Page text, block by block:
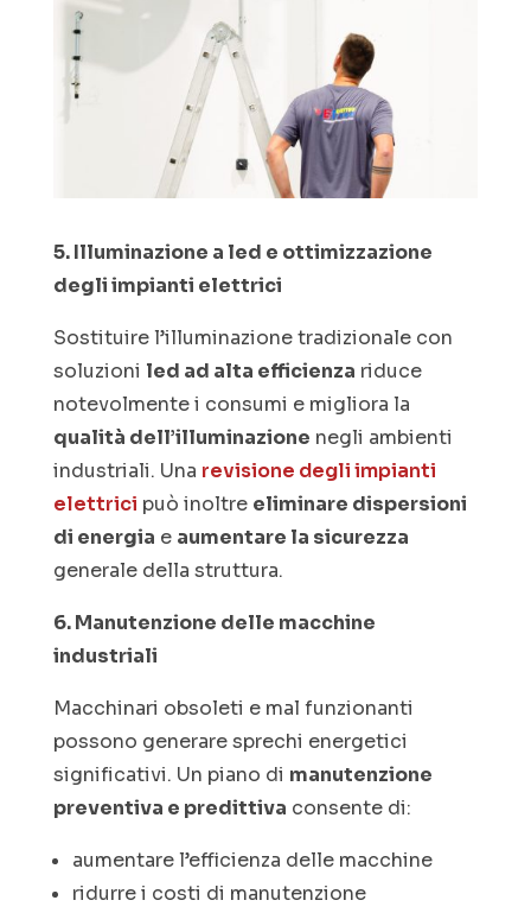
5. Illuminazione a led e ottimizzazione
degli impianti elettrici
Sostituire l’illuminazione tradizionale con
soluzioni led ad alta efficienza riduce
notevolmente i consumi e migliora la
qualità dell’illuminazione negli ambienti
industriali. Una revisione degli impianti
elettrici può inoltre eliminare dispersioni
di energia e aumentare la sicurezza
generale della struttura.
6. Manutenzione delle macchine
industriali
Macchinari obsoleti e mal funzionanti
possono generare sprechi energetici
significativi. Un piano di manutenzione
preventiva e predittiva consente di:
aumentare l’efficienza delle macchine
ridurre i costi di manutenzione